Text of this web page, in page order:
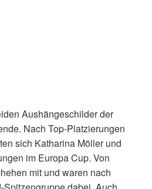
Aushängeschilder der
Nach Top-Platzierungen
sich Katharina Möller und
im Europa Cup. Von
mit und waren nach